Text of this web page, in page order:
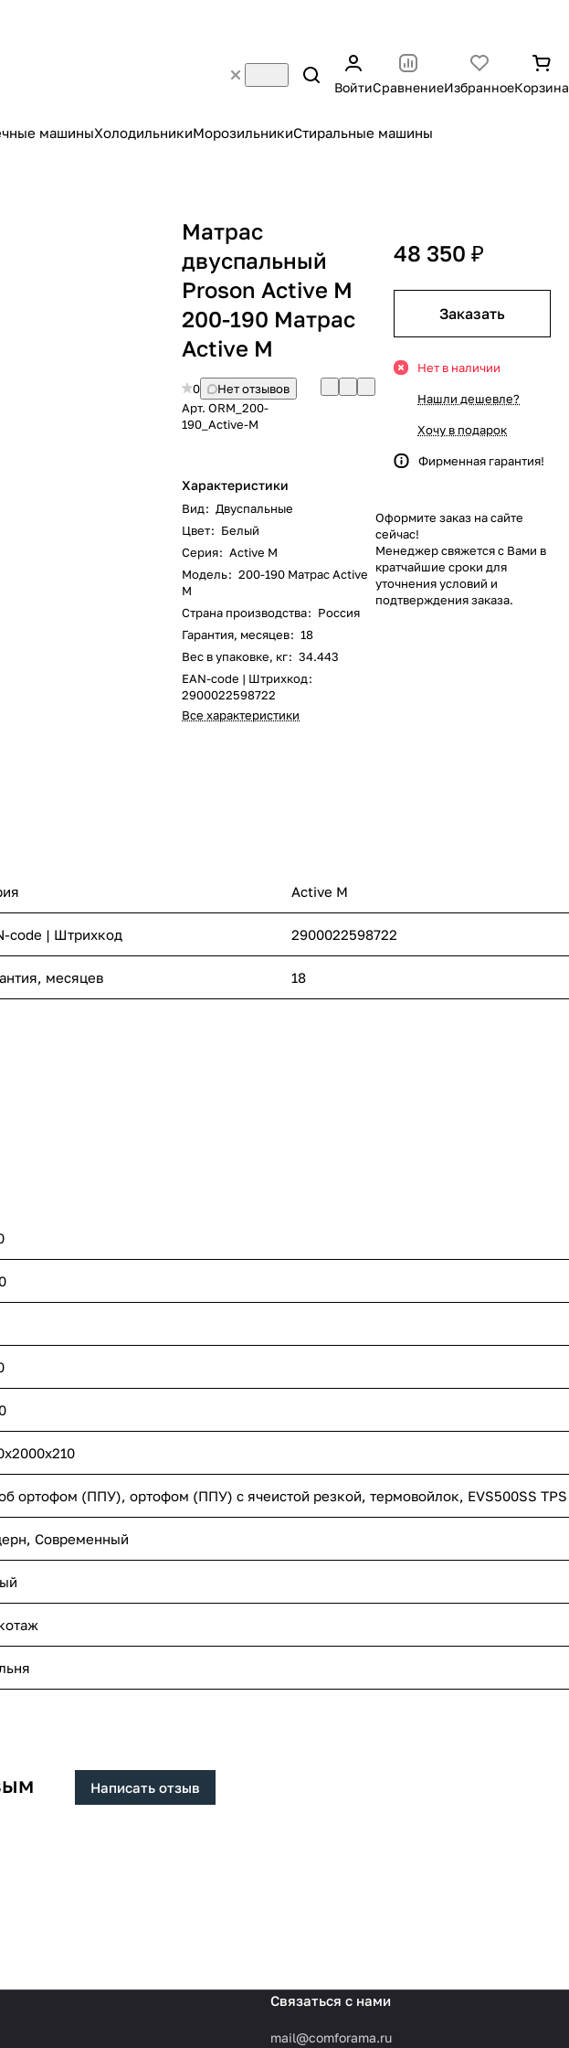
ВойтиСравнениеИзбранноеКорзина
машиныХолодильникиМорозильникиСтиральные машины
Матрас
двуспальный
Proson Active M
200-190 Матрас
Active M
0
Нет отзывов
Арт. ORM_200-
190_Active-M
Характеристики
Вид: Двуспальные
Цвет: Белый
Серия: Active M
Модель: 200-190 Матрас Active
M
Страна производства: Россия
Гарантия, месяцев: 18
Вес в упаковке, кг: 34.443
EAN-code | Штрихкод:
2900022598722
Все характеристики
48 350 ₽
Заказать
Нет в наличии
Нашли дешевле?
Хочу в подарок
Фирменная гарантия!
Оформите заказ на сайте
сейчас!
Менеджер свяжется с Вами в
кратчайшие сроки для
уточнения условий и
подтверждения заказа.
Active M
code | Штрихкод 2900022598722
месяцев 18
ортофом (ППУ), ортофом (ППУ) с ячеистой резкой, термовойлок, EVS500SS TPS
, Современный
Написать отзыв
Связаться с нами
mail@comforama.ru